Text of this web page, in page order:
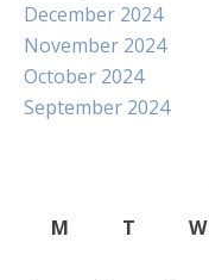
December 2024
November 2024
October 2024
September 2024
M
T W